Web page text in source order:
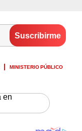
MINISTERIO PÚBLICO
en